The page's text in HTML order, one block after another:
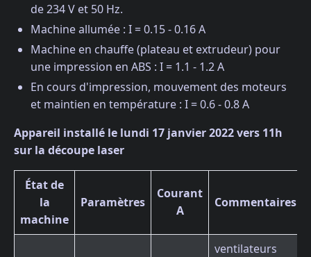
de 234 V et 50 Hz.
Machine allumée : I = 0.15 - 0.16 A
Machine en chauffe (plateau et extrudeur) pour
une impression en ABS : I = 1.1 - 1.2 A
En cours d'impression, mouvement des moteurs
et maintien en température : I = 0.6 - 0.8 A
Appareil installé le lundi 17 janvier 2022 vers 11h
sur la découpe laser
État de
la
machine
Paramètres
Courant
A
Commentaires
ventilateurs